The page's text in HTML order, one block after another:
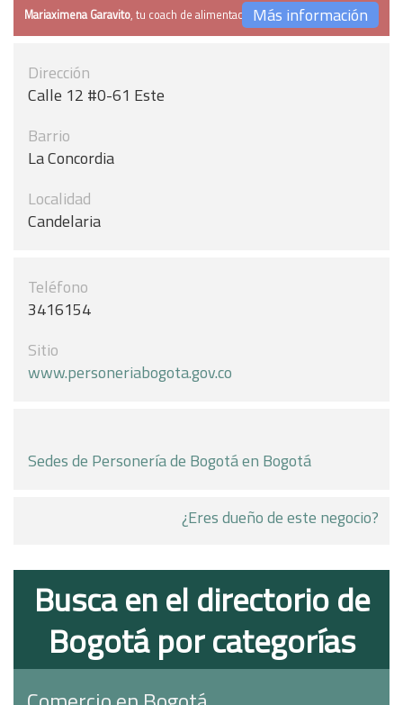
Mariaximena Garavito, tu coach de alimentaciónMás información
Dirección
Calle 12 #0-61 Este
Barrio
La Concordia
Localidad
Candelaria
Teléfono
3416154
Sitio
www.personeriabogota.gov.co
Sedes de Personería de Bogotá en Bogotá
¿Eres dueño de este negocio?
Busca en el directorio de
Bogotá por categorías